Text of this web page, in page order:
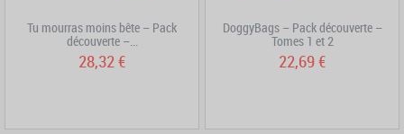
Tu mourras moins bête – Pack
découverte –...
28,32 €
DoggyBags – Pack découverte –
Tomes 1 et 2
22,69 €